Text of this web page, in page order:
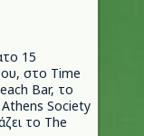
15
στο Time
Bar, το
Society
το The